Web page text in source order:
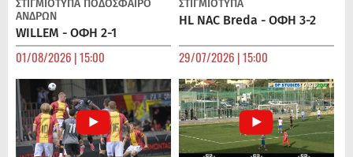
ΣΤΙΓΜΙΟΤΥΠΑ ΠΟΔΌΣΦΑΙΡΟ
ΑΝΔΡΏΝ
WILLEM - ΟΦΗ 2-1
01/08/2026 | 15:00
ΣΤΙΓΜΙΟΤΥΠΑ
HL NAC Breda - ΟΦΗ 3-2
29/07/2026 | 15:00